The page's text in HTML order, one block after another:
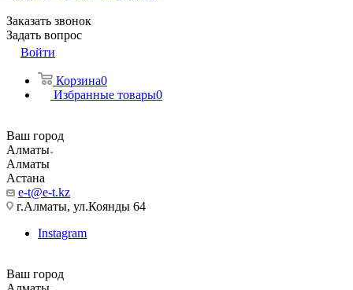
Заказать звонок
Задать вопрос
Войти
Корзина0
Избранные товары0
Ваш город
Алматы
Алматы
Астана
e-t@e-t.kz
г.Алматы, ул.Коянды 64
Instagram
Ваш город